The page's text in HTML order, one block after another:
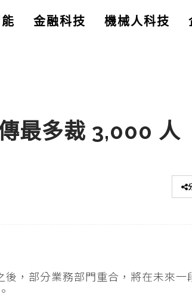
金融科技 機械人科技
最多裁 3,000 人
，部分業務部門重合，將在未來一